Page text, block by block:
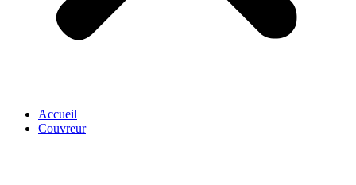
Accueil
Couvreur